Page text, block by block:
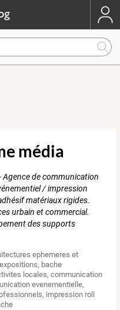
média
Agence de communication
/ impression
matériaux rigides.
urbain et commercial.
des supports
ephemeres et
, bache
locales,communication
evenementielle,
, impression roll